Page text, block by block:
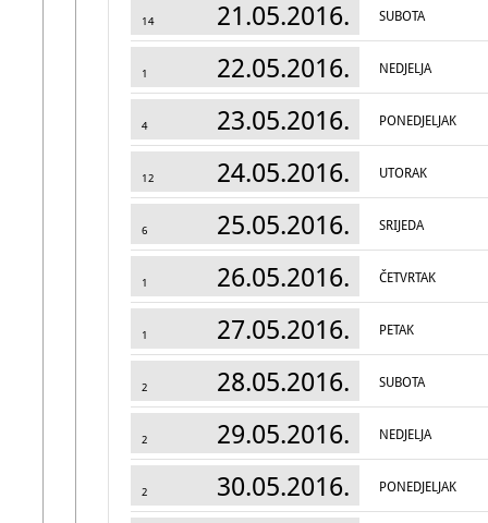
14 21.05.2016. SUBOTA
1 22.05.2016. NEDJELJA
4 23.05.2016. PONEDJELJAK
12 24.05.2016. UTORAK
6 25.05.2016. SRIJEDA
1 26.05.2016. ČETVRTAK
1 27.05.2016. PETAK
2 28.05.2016. SUBOTA
2 29.05.2016. NEDJELJA
2 30.05.2016. PONEDJELJAK